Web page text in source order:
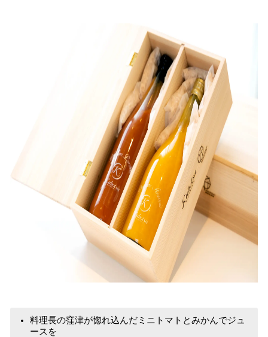
料理長の窪津が惚れ込んだミニトマトとみかんでジュ
ースを